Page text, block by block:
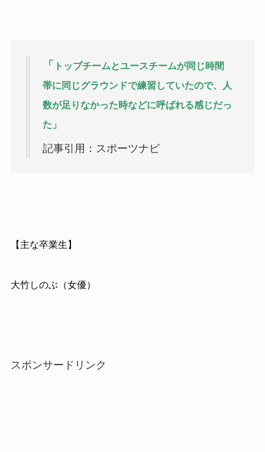
「 トップチームとユースチームが同じ時間
帯に同じグラウンドで練習していたので、人
数が足りなかった時などに呼ばれる感じだっ
た」
記事引用：スポーツナビ
【主な卒業生】
大竹しのぶ（女優）
スポンサードリンク